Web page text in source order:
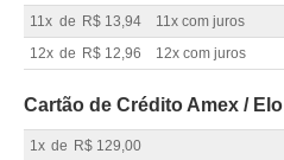
11x de R$ 13,94 11x com juros
12x de R$ 12,96 12x com juros
Cartão de Crédito Amex / Elo
1x de R$ 129,00